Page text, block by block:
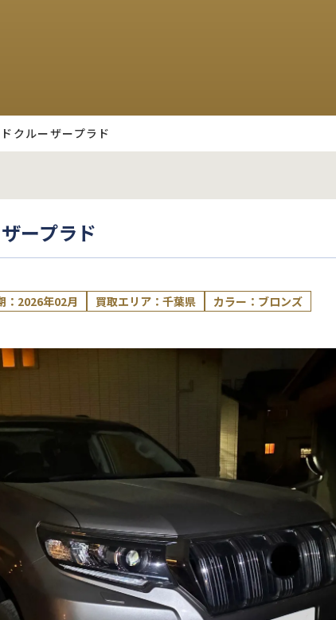
クルーザープラド
ープラド
：2026年02月 買取エリア：千葉県
カラー：ブロンズ